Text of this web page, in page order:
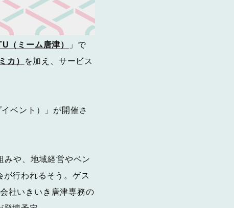
（ミーム唐津）
」で
カ）
を加え、サービス
ベント）」が開催さ
や、地域経営やベン
行われるそう。ゲス
社いきいき唐津専務の